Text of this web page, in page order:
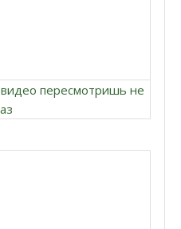
пересмотришь не